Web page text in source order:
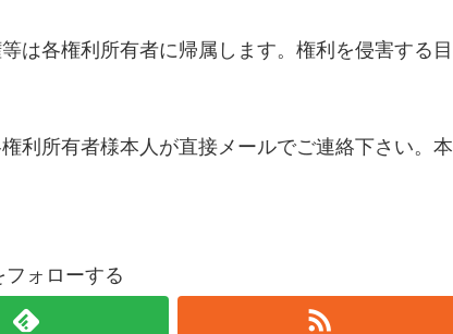
は各権利所有者に帰属します。権利を侵害する目
利所有者様本人が直接メールでご連絡下さい。本
フォローする